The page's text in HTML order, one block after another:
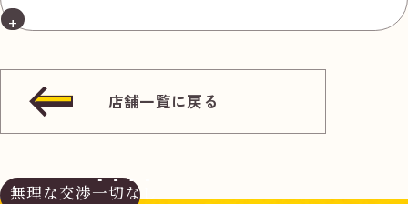
店舗一覧に戻る
無理な交渉一切なし